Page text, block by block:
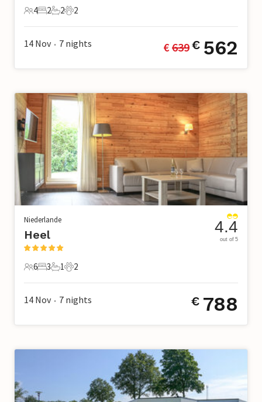
4 Gäste
4
2 Schlafzimmer
2
2 Badezimmer
2
2 Haustiere
2
14 Nov • 7 nights € 639€ 562
Niederlande
Heel
6 Gäste
6
3 Schlafzimmer
3
1 Badezimmer
1
2 Haustiere
2
4.4
out of 5
14 Nov • 7 nights € 788